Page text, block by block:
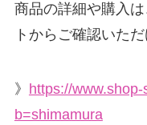
商品の詳細や購入
トからご確認いただ
》 https://
b=shimamura